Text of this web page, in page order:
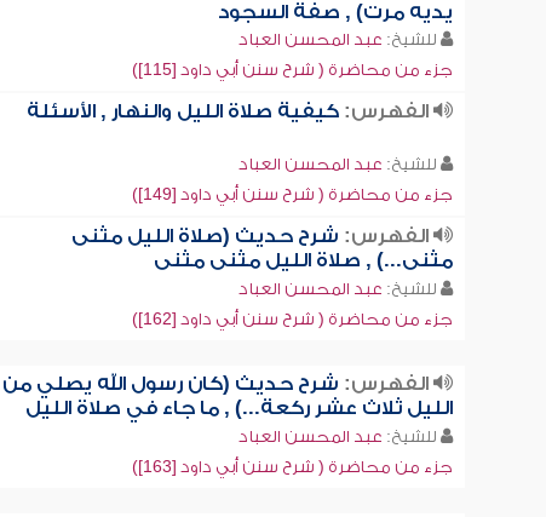
يديه مرت) , صفة السجود
للشيخ: عبد المحسن العباد
جزء من محاضرة ( شرح سنن أبي داود [115])
الفهرس:كيفية صلاة الليل والنهار , الأسئلة
للشيخ: عبد المحسن العباد
جزء من محاضرة ( شرح سنن أبي داود [149])
الفهرس: شرح حديث (صلاة الليل مثنى
مثنى...) , صلاة الليل مثنى مثنى
للشيخ: عبد المحسن العباد
جزء من محاضرة ( شرح سنن أبي داود [162])
الفهرس: شرح حديث (كان رسول الله يصلي من
الليل ثلاث عشر ركعة...) , ما جاء في صلاة الليل
للشيخ: عبد المحسن العباد
جزء من محاضرة ( شرح سنن أبي داود [163])